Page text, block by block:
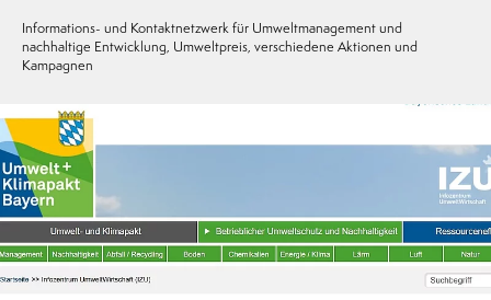
Informations- und Kontaktnetzwerk für Umweltmanagement und
nachhaltige Entwicklung, Umweltpreis, verschiedene Aktionen und
Kampagnen